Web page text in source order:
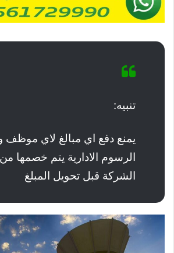
تنبيه:
يمنع دفع اي مبالغ لاي موظف
الرسوم الادارية يتم خصمها
الشركة قبل تحويل المبلغ